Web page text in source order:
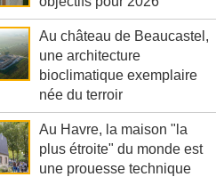
Au château de Beaucastel,
une architecture
bioclimatique exemplaire
née du terroir
Au Havre, la maison "la
plus étroite" du monde est
une prouesse technique